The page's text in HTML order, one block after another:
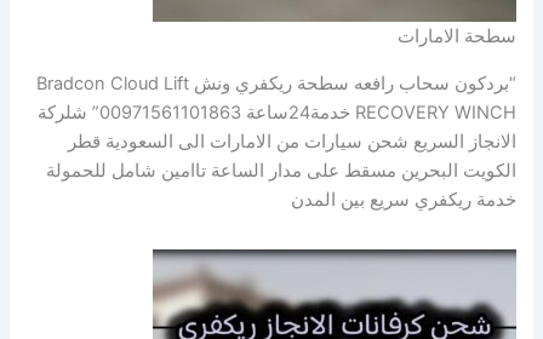
سطحة الامارات
“بردكون سحاب رافعه سطحة ريكفري ونش Bradcon Cloud Lift
RECOVERY WINCH خدمة24ساعة 00971561101863” شلركة
الانجاز السريع شحن سيارات من الامارات الى السعودية قطر
الكويت البحرين مسقط على مدار الساعة تاامين شامل للحمولة
خدمة ريكفري سريع بين المدن